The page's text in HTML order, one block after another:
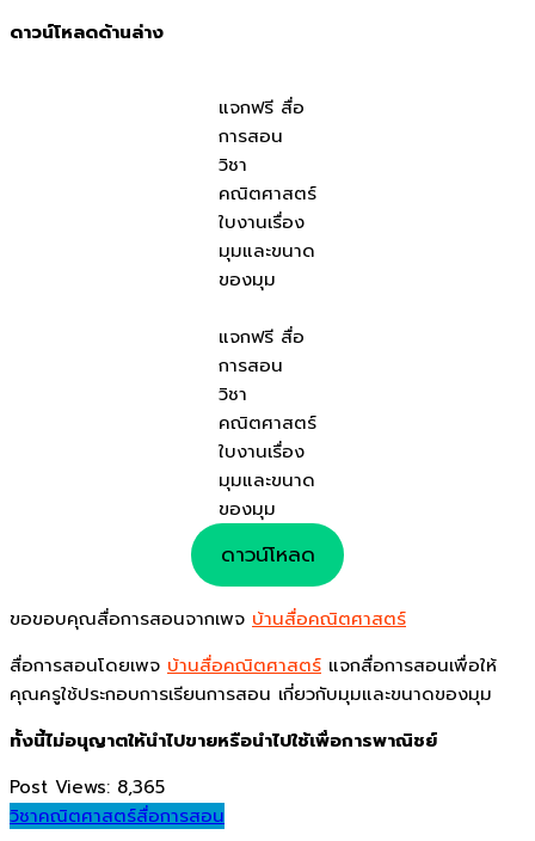
ดาวน์โหลดด้านล่าง
แจกฟรี สื่อ
การสอน
วิชา
คณิตศาสตร์
ใบงานเรื่อง
มุมและขนาด
ของมุม
แจกฟรี สื่อ
การสอน
วิชา
คณิตศาสตร์
ใบงานเรื่อง
มุมและขนาด
ของมุม
ดาวน์โหลด
ขอขอบคุณสื่อการสอนจากเพจ บ้านสื่อคณิตศาสตร์
สื่อการสอนโดยเพจ บ้านสื่อคณิตศาสตร์ แจกสื่อการสอนเพื่อให้
คุณครูใช้ประกอบการเรียนการสอน เกี่ยวกับมุมและขนาดของมุม
ทั้งนี้ไม่อนุญาตให้นำไปขายหรือนำไปใช้เพื่อการพาณิชย์
Post Views: 8,365
วิชาคณิตศาสตร์สื่อการสอน